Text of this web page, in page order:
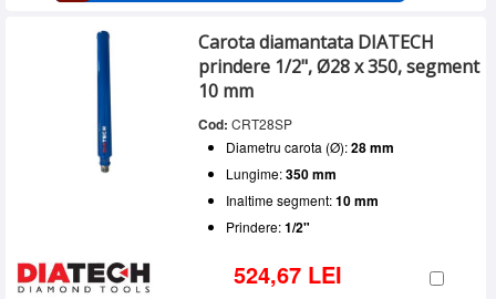
Carota diamantata DIATECH
prindere 1/2", Ø28 x 350, segment
10 mm
Cod: CRT28SP
Diametru carota (Ø):28 mm
Lungime:350 mm
Inaltime segment:10 mm
Prindere:1/2"
524,67 LEI